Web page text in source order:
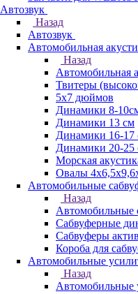
Автозвук
Назад
Автозвук
Автомобильная
Назад
Автомобильная
Твитеры
5x7 дюймов
Динамики 8-
Динамики 13 см
Динамики 16-17
Динамики 20-25
Морская
Овалы
Автомобильные
Назад
Автомобильные
Сабвуферные
Сабвуферы
Короба для
Автомобильные
Назад
Автомобильные